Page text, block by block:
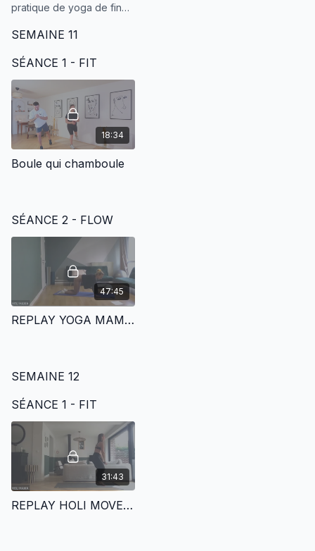
pratique de yoga de fin
le coeur et te sentir prête
SEMAINE 11
SÉANCE 1 - FIT
18:34
Boule qui chamboule
SÉANCE 2 - FLOW
47:45
REPLAY YOGA MAMA TO BE | FOCUS PÉRINÉE - 24.04
SEMAINE 12
SÉANCE 1 - FIT
31:43
REPLAY HOLI MOVE | CIRCUIT TRAINING - FULL BODY EMOM - 15.11